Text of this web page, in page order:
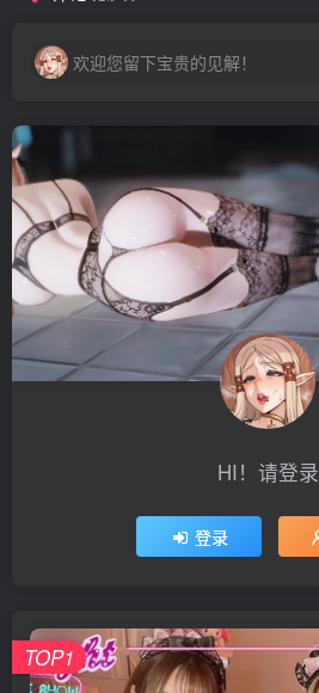
欢迎您留下宝贵的见解！
HI！请登录
登录
TOP1